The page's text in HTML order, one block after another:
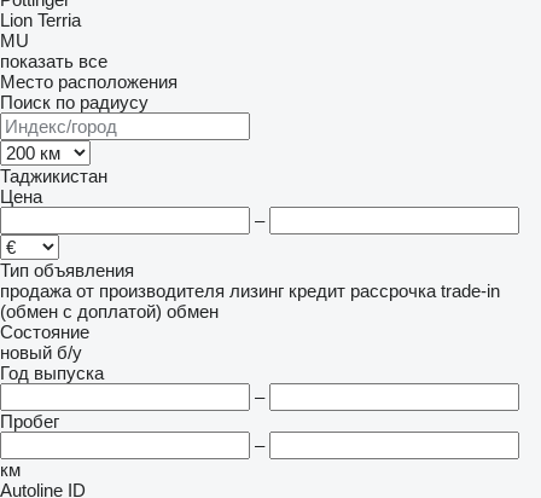
Lion Terria
MU
показать все
Место расположения
Поиск по радиусу
Таджикистан
Цена
–
Тип объявления
продажа от производителя лизинг кредит рассрочка trade-in
(обмен с доплатой) обмен
Состояние
новый б/у
Год выпуска
–
Пробег
–
км
Autoline ID